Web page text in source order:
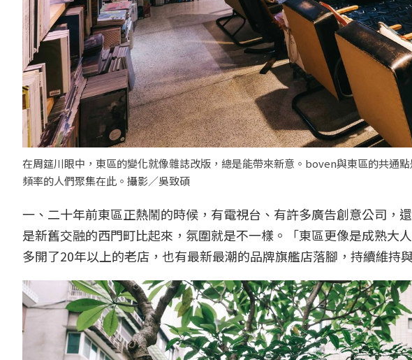
在周筵川眼中，東區的變化就像雜誌改版，總是能帶來新意。boven與東區的共通
頻率的人們聚集在此。攝影／吳致碩
一、二十年前東區正熱鬧的時候，有電視台、有許多廣告創意公司，
是新舊交融的西門町比起來，氛圍就是不一樣。「東區更像是成熟大
多開了20年以上的老店，也有最新最潮的品牌旗艦店落腳，持續維持